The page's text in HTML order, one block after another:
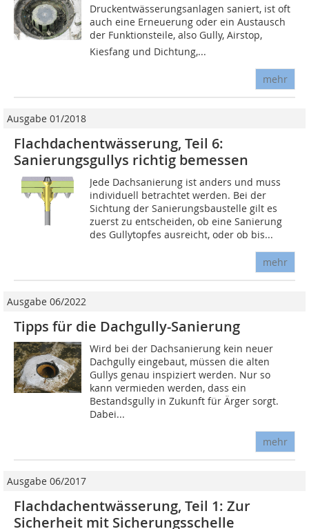
Druckentwässerungsanlagen saniert, ist oft
auch eine Erneuerung oder ein Austausch
der Funktionsteile, also Gully, Airstop,
Kiesfang und Dichtung,...
mehr
Ausgabe 01/2018
Flachdachentwässerung, Teil 6:
Sanierungsgullys richtig bemessen
Jede Dachsanierung ist anders und muss
individuell betrachtet werden. Bei der
Sichtung der Sanierungsbaustelle gilt es
zuerst zu entscheiden, ob eine Sanierung
des Gullytopfes ausreicht, oder ob bis...
mehr
Ausgabe 06/2022
Tipps für die Dachgully-Sanierung
Wird bei der Dachsanierung kein neuer
Dachgully eingebaut, müssen die alten
Gullys genau inspiziert werden. Nur so
kann vermieden werden, dass ein
Bestandsgully in Zukunft für Ärger sorgt.
Dabei...
mehr
Ausgabe 06/2017
Flachdachentwässerung, Teil 1: Zur
Sicherheit mit Sicherungsschelle